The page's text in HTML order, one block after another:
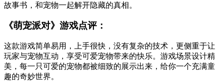
故事书，和宠物一起解开隐藏的真相。
《萌宠派对》游戏点评：
这款游戏简单易用，上手很快，没有复杂的技术，更侧重于让
玩家与宠物互动，享受可爱宠物带来的快乐。游戏场景设计精
美，每一只可爱的宠物都被细致的展示出来，给你一个充满童
趣的奇妙世界。